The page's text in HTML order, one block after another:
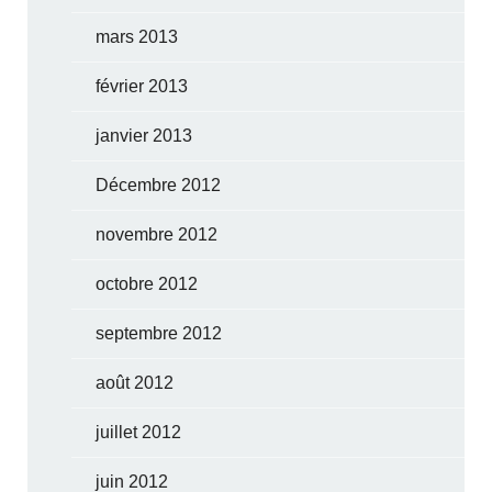
mars 2013
février 2013
janvier 2013
Décembre 2012
novembre 2012
octobre 2012
septembre 2012
août 2012
juillet 2012
juin 2012